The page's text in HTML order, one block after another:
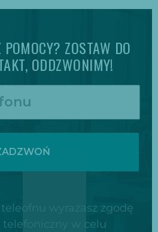
POMOCY? ZOSTAW DO
ODDZWONIMY!
wyrażasz zgodę
w celu